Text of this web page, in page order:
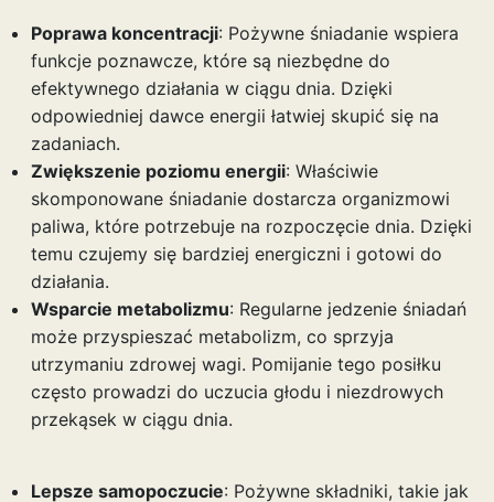
Poprawa koncentracji: Pożywne śniadanie wspiera
funkcje poznawcze, które są niezbędne do
efektywnego działania w ciągu dnia. Dzięki
odpowiedniej dawce energii łatwiej skupić się na
zadaniach.
Zwiększenie poziomu energii: Właściwie
skomponowane śniadanie dostarcza organizmowi
paliwa, które potrzebuje na rozpoczęcie dnia. Dzięki
temu czujemy się bardziej energiczni i gotowi do
działania.
Wsparcie metabolizmu: Regularne jedzenie śniadań
może przyspieszać metabolizm, co sprzyja
utrzymaniu zdrowej wagi. Pomijanie tego posiłku
często prowadzi do uczucia głodu i niezdrowych
przekąsek w ciągu dnia.
Lepsze samopoczucie: Pożywne składniki, takie jak